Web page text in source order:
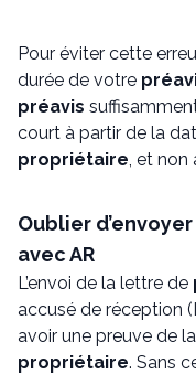
Pour éviter cette
durée de votre
préavis
court à partir de la
propriétaire, et non
Oublier
avec AR
L’envoi de la lettre de
accusé de réception
avoir une preuve de
propriétaire. Sans